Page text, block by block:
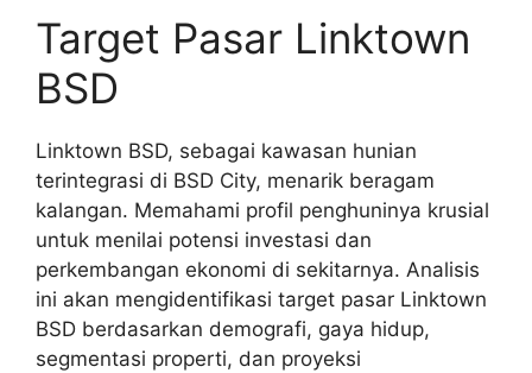
Target Pasar Linktown
BSD
Linktown BSD, sebagai kawasan hunian
terintegrasi di BSD City, menarik beragam
kalangan. Memahami profil penghuninya krusial
untuk menilai potensi investasi dan
perkembangan ekonomi di sekitarnya. Analisis
ini akan mengidentifikasi target pasar Linktown
BSD berdasarkan demografi, gaya hidup,
segmentasi properti, dan proyeksi